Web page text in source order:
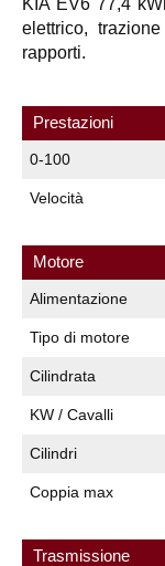
elettrico,
rapporti.
Prestazioni
0-100
Velocità
Motore
Alimentazione
Tipo di motore
Cilindrata
KW / Cavalli
Cilindri
Coppia max
Trasmissione